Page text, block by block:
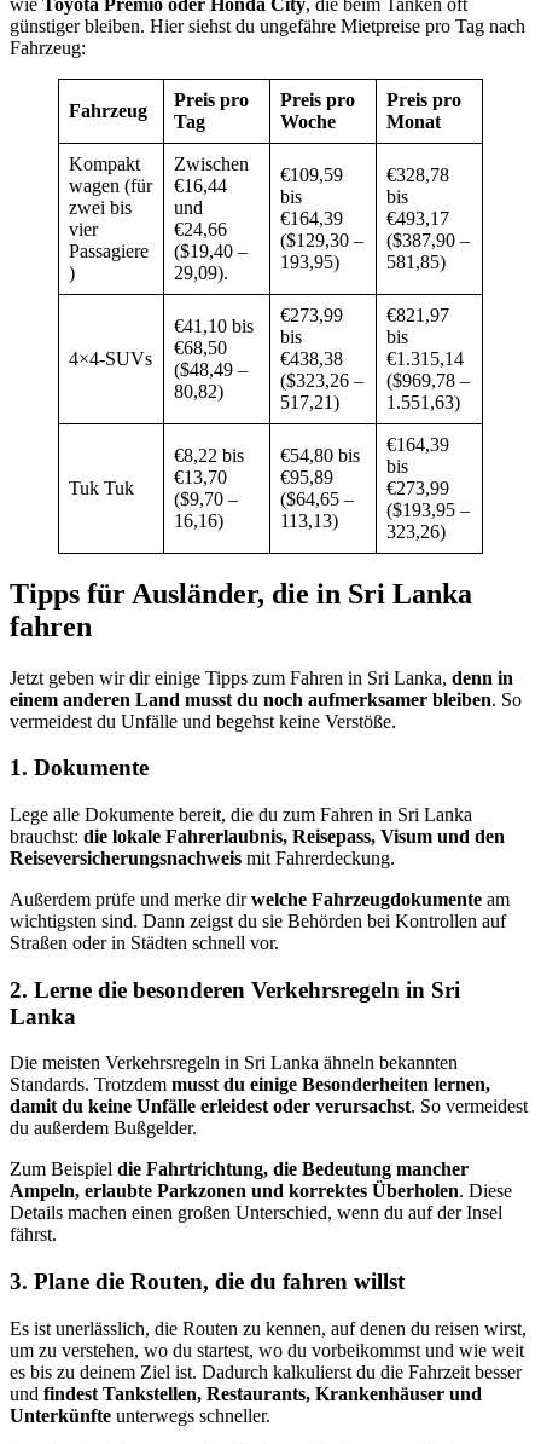
günstiger bleiben. Hier siehst du ungefähre Mietpreise pro Tag nach
Fahrzeug:
Fahrzeug
Preis pro
Tag
Preis pro
Woche
Preis pro
Monat
Kompakt
wagen (für
zwei bis
vier
Passagiere
)
Zwischen
€16,44
und
€24,66
($19,40 –
29,09).
€109,59
bis
€164,39
($129,30 –
193,95)
€328,78
bis
€493,17
($387,90 –
581,85)
4×4-SUVs
€41,10 bis
€68,50
($48,49 –
80,82)
€273,99
bis
€438,38
($323,26 –
517,21)
€821,97
bis
€1.315,14
($969,78 –
1.551,63)
Tuk Tuk
€8,22 bis
€13,70
($9,70 –
16,16)
€54,80 bis
€95,89
($64,65 –
113,13)
€164,39
bis
€273,99
($193,95 –
323,26)
Tipps für Ausländer, die in Sri Lanka
fahren
Jetzt geben wir dir einige Tipps zum Fahren in Sri Lanka, denn in
einem anderen Land musst du noch aufmerksamer bleiben. So
vermeidest du Unfälle und begehst keine Verstöße.
1. Dokumente
Lege alle Dokumente bereit, die du zum Fahren in Sri Lanka
brauchst: die lokale Fahrerlaubnis, Reisepass, Visum und den
Reiseversicherungsnachweis mit Fahrerdeckung.
Außerdem prüfe und merke dirwelche Fahrzeugdokumente am
wichtigsten sind. Dann zeigst du sie Behörden bei Kontrollen auf
Straßen oder in Städten schnell vor.
2. Lerne die besonderen Verkehrsregeln in Sri
Lanka
Die meisten Verkehrsregeln in Sri Lanka ähneln bekannten
Standards. Trotzdem musst du einige Besonderheiten lernen,
damit du keine Unfälle erleidest oder verursachst. So vermeidest
du außerdem Bußgelder.
Zum Beispiel die Fahrtrichtung, die Bedeutung mancher
Ampeln, erlaubte Parkzonen und korrektes Überholen. Diese
Details machen einen großen Unterschied, wenn du auf der Insel
fährst.
3. Plane die Routen, die du fahren willst
Es ist unerlässlich, die Routen zu kennen, auf denen du reisen wirst,
um zu verstehen, wo du startest, wo du vorbeikommst und wie weit
es bis zu deinem Ziel ist. Dadurch kalkulierst du die Fahrzeit besser
und findest Tankstellen, Restaurants, Krankenhäuser und
Unterkünfte unterwegs schneller.